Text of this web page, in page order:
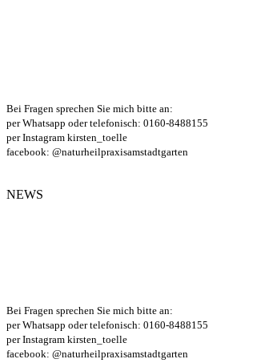
Bei Fragen sprechen Sie mich bitte an:
per Whatsapp oder telefonisch: 0160-8488155
per Instagram kirsten_toelle
facebook: @naturheilpraxisamstadtgarten
NEWS
Bei Fragen sprechen Sie mich bitte an:
per Whatsapp oder telefonisch: 0160-8488155
per Instagram kirsten_toelle
facebook: @naturheilpraxisamstadtgarten